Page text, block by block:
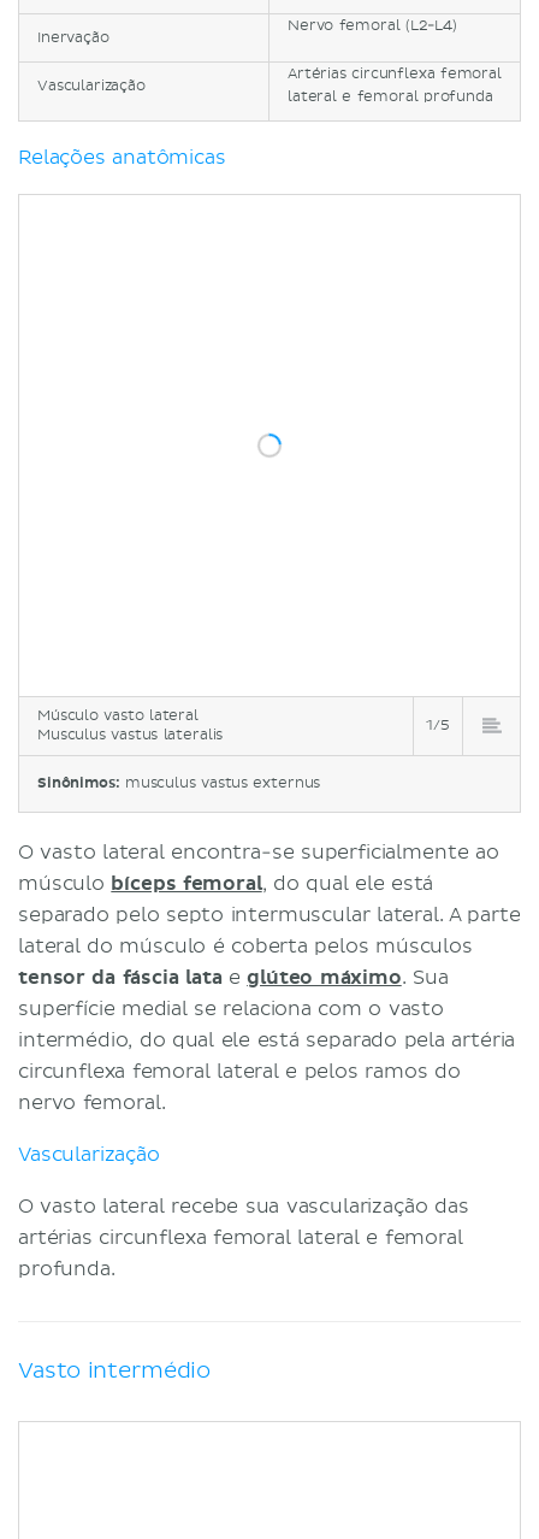
Inervação
Nervo femoral (L2-L4)
Vascularização
Artérias circunflexa femoral
lateral e femoral profunda
Relações anatômicas
Músculo vasto lateral
Musculus vastus lateralis
1/5
Sinônimos: musculus vastus externus
O vasto lateral encontra-se superficialmente ao
músculo bíceps femoral, do qual ele está
separado pelo septo intermuscular lateral. A parte
lateral do músculo é coberta pelos músculos
tensor da fáscia lata eglúteo máximo. Sua
superfície medial se relaciona com o vasto
intermédio, do qual ele está separado pela artéria
circunflexa femoral lateral e pelos ramos do
nervo femoral.
Vascularização
O vasto lateral recebe sua vascularização das
artérias circunflexa femoral lateral e femoral
profunda.
Vasto intermédio